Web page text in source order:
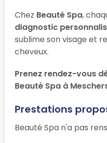
Chez Beauté Spa,
diagnostic
sublime son visage et
cheveux.
Prenez rendez-vous
Beauté Spa à
Prestations
Beauté Spa n'a pas